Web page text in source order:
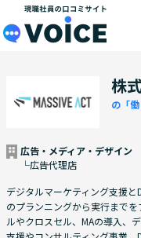
メインコンテンツに
株
の「
広告・メディア・デザイン
└広告代理店
デジタルマーケティング支援
のプランニングから実行まで
ルやクロスセル、MAの導入、